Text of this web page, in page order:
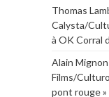
Thomas
Calysta/
à OK Corral
Alain Mignon
Films/
pont rouge »